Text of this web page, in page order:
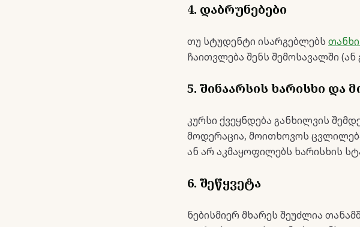
4. დაბრუნებები
თუ სტუდენტი ისარგებლებს
ჩაითვლება შენს შემოსავალში
5. შინაარსის ხარისხი და
კურსი ქვეყნდება განხილვის
მოდერაცია, მოითხოვოს
ან არ აკმაყოფილებს ხარისხის
6. შეწყვეტა
ნებისმიერ მხარეს შეუძლია